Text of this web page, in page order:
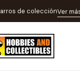
de colecciónVer
MARCAS MENG